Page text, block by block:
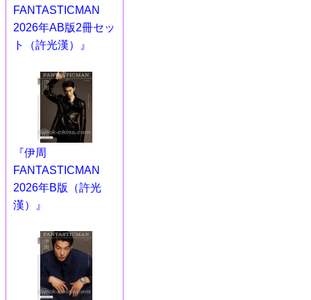
FANTASTICMAN
2026年AB版2冊セッ
ト（許光漢）』
『伊周
FANTASTICMAN
2026年B版（許光
漢）』